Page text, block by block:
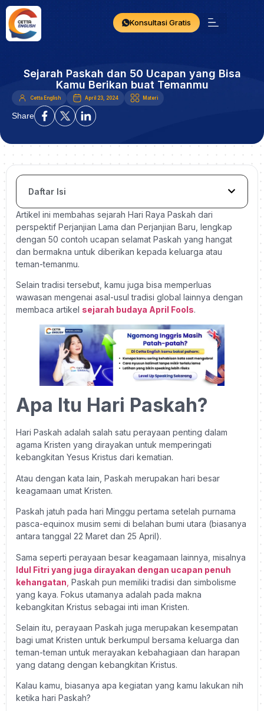
Konsultasi Gratis
Sejarah Paskah dan 50 Ucapan yang Bisa
Kamu Berikan buat Temanmu
Cetta English April 23, 2024 Materi
Share
Daftar Isi
Artikel ini membahas sejarah Hari Raya Paskah dari
perspektif Perjanjian Lama dan Perjanjian Baru, lengkap
dengan 50 contoh ucapan selamat Paskah yang hangat
dan bermakna untuk diberikan kepada keluarga atau
teman-temanmu.
Selain tradisi tersebut, kamu juga bisa memperluas
wawasan mengenai asal-usul tradisi global lainnya dengan
membaca artikel sejarah budaya April Fools.
Apa Itu Hari Paskah?
Hari Paskah adalah salah satu perayaan penting dalam
agama Kristen yang dirayakan untuk memperingati
kebangkitan Yesus Kristus dari kematian.
Atau dengan kata lain, Paskah merupakan hari besar
keagamaan umat Kristen.
Paskah jatuh pada hari Minggu pertama setelah purnama
pasca-equinox musim semi di belahan bumi utara (biasanya
antara tanggal 22 Maret dan 25 April).
Sama seperti perayaan besar keagamaan lainnya, misalnya
Idul Fitri yang juga dirayakan dengan ucapan penuh
kehangatan Paskah pun memiliki tradisi dan simbolisme
yang kaya. Fokus utamanya adalah pada makna
kebangkitan Kristus sebagai inti iman Kristen.
Selain itu, perayaan Paskah juga merupakan kesempatan
bagi umat Kristen untuk berkumpul bersama keluarga dan
teman-teman untuk merayakan kebahagiaan dan harapan
yang datang dengan kebangkitan Kristus.
Kalau kamu, biasanya apa kegiatan yang kamu lakukan nih
ketika hari Paskah?